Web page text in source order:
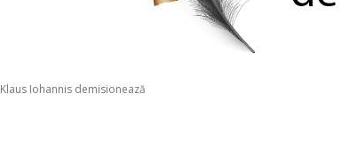
Klaus Iohannis demisionează